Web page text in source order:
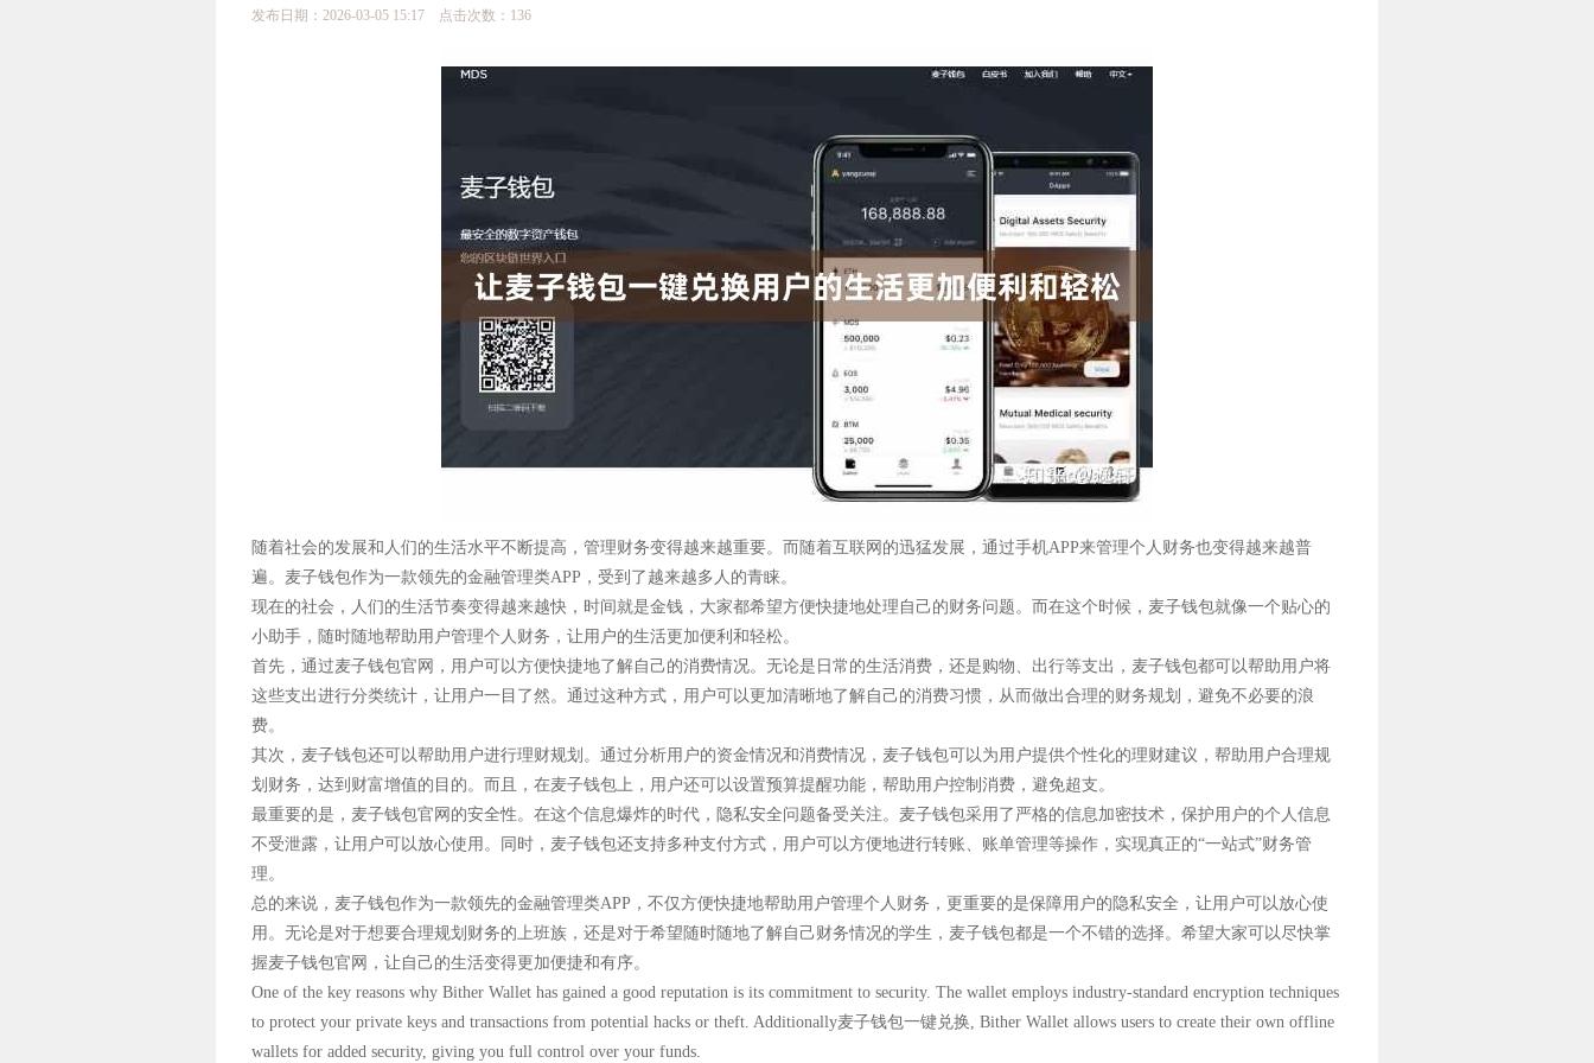
发布日期：2026-03-05 15:17 点击次数：136
随着社会的发展和人们的生活水平不断提高，管理财务变得越来越重要。而随着互联网的迅猛发展，通过手机APP来管理个人财务也变得越来越普
遍。麦子钱包作为一款领先的金融管理类APP，受到了越来越多人的青睐。
现在的社会，人们的生活节奏变得越来越快，时间就是金钱，大家都希望方便快捷地处理自己的财务问题。而在这个时候，麦子钱包就像一个贴心的
小助手，随时随地帮助用户管理个人财务，让用户的生活更加便利和轻松。
首先，通过麦子钱包官网，用户可以方便快捷地了解自己的消费情况。无论是日常的生活消费，还是购物、出行等支出，麦子钱包都可以帮助用户将
这些支出进行分类统计，让用户一目了然。通过这种方式，用户可以更加清晰地了解自己的消费习惯，从而做出合理的财务规划，避免不必要的浪
费。
其次，麦子钱包还可以帮助用户进行理财规划。通过分析用户的资金情况和消费情况，麦子钱包可以为用户提供个性化的理财建议，帮助用户合理规
划财务，达到财富增值的目的。而且，在麦子钱包上，用户还可以设置预算提醒功能，帮助用户控制消费，避免超支。
最重要的是，麦子钱包官网的安全性。在这个信息爆炸的时代，隐私安全问题备受关注。麦子钱包采用了严格的信息加密技术，保护用户的个人信息
不受泄露，让用户可以放心使用。同时，麦子钱包还支持多种支付方式，用户可以方便地进行转账、账单管理等操作，实现真正的“一站式”财务管
理。
总的来说，麦子钱包作为一款领先的金融管理类APP，不仅方便快捷地帮助用户管理个人财务，更重要的是保障用户的隐私安全，让用户可以放心使
用。无论是对于想要合理规划财务的上班族，还是对于希望随时随地了解自己财务情况的学生，麦子钱包都是一个不错的选择。希望大家可以尽快掌
握麦子钱包官网，让自己的生活变得更加便捷和有序。
One of the key reasons why Bither Wallet has gained a good reputation is its commitment to security. The wallet employs industry-standard encryption techniques
to protect your private keys and transactions from potential hacks or theft. Additionally麦子钱包一键兑换, Bither Wallet allows users to create their own offline
wallets for added security, giving you full control over your funds.